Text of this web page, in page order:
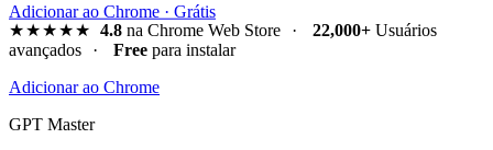
Adicionar ao Chrome · Grátis
★★★★★ 4.8na Chrome Web Store · 22,000+Usuários
avançados
· Free para instalar
Adicionar ao Chrome
GPT Master